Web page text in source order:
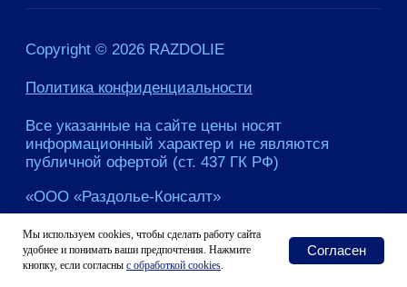
Мы используем cookies, чтобы сделать работу сайта
удобнее и понимать ваши предпочтения. Нажмите
кнопку, если согласны с обработкой cookies.
Согласен